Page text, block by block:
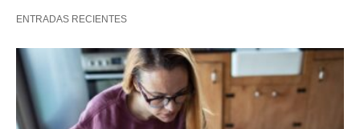
ENTRADAS RECIENTES